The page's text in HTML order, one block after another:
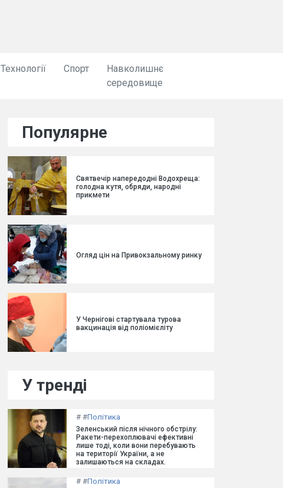
Технології Спорт
Навколишнє
середовище
Популярне
Святвечір напередодні Водохреща:
голодна кутя, обряди, народні
прикмети
Огляд цін на Привокзальному ринку
У Чернігові стартувала турова
вакцинація від поліомієліту
У тренді
# #Політика
Зеленський після нічного обстрілу:
Ракети-перехоплювачі ефективні
лише тоді, коли вони перебувають
на території України, а не
залишаються на складах.
# #Політика